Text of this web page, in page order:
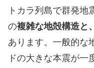
トカラ列島で群発地
の複雑な地殻構造と
あります。一般的な
ドの大きな本震が一